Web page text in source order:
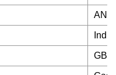
ANSI
GB,